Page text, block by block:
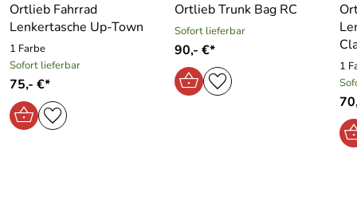
Ortlieb Fahrrad
Lenkertasche Up-Town
1 Farbe
Sofort lieferbar
75,- €*
Ortlieb Trunk Bag RC
Sofort lieferbar
90,- €*
1